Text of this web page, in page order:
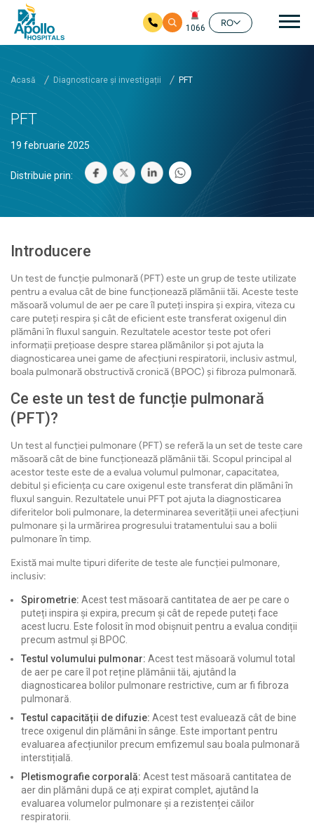
1066
RO
Acasă Diagnosticare și investigații PFT
PFT
19 februarie 2025
Distribuie prin:
Introducere
Un test de funcție pulmonară (PFT) este un grup de teste utilizate
pentru a evalua cât de bine funcționează plămânii tăi. Aceste teste
măsoară volumul de aer pe care îl puteți inspira și expira, viteza cu
care puteți respira și cât de eficient este transferat oxigenul din
plămâni în fluxul sanguin. Rezultatele acestor teste pot oferi
informații prețioase despre starea plămânilor și pot ajuta la
diagnosticarea unei game de afecțiuni respiratorii, inclusiv astmul,
boala pulmonară obstructivă cronică (BPOC) și fibroza pulmonară.
Ce este un test de funcție pulmonară
(PFT)?
Un test al funcției pulmonare (PFT) se referă la un set de teste care
măsoară cât de bine funcționează plămânii tăi. Scopul principal al
acestor teste este de a evalua volumul pulmonar, capacitatea,
debitul și eficiența cu care oxigenul este transferat din plămâni în
fluxul sanguin. Rezultatele unui PFT pot ajuta la diagnosticarea
diferitelor boli pulmonare, la determinarea severității unei afecțiuni
pulmonare și la urmărirea progresului tratamentului sau a bolii
pulmonare în timp.
Există mai multe tipuri diferite de teste ale funcției pulmonare,
inclusiv:
Spirometrie: Acest test măsoară cantitatea de aer pe care o
puteți inspira și expira, precum și cât de repede puteți face
acest lucru. Este folosit în mod obișnuit pentru a evalua condiții
precum astmul și BPOC.
Testul volumului pulmonar: Acest test măsoară volumul total
de aer pe care îl pot reține plămânii tăi, ajutând la
diagnosticarea bolilor pulmonare restrictive, cum ar fi fibroza
pulmonară.
Testul capacității de difuzie: Acest test evaluează cât de bine
trece oxigenul din plămâni în sânge. Este important pentru
evaluarea afecțiunilor precum emfizemul sau boala pulmonară
interstițială.
Pletismografie corporală: Acest test măsoară cantitatea de
aer din plămâni după ce ați expirat complet, ajutând la
evaluarea volumelor pulmonare și a rezistenței căilor
respiratorii.